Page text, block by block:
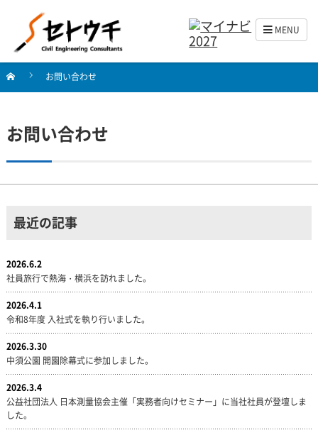
MENU
お問い合わせ
お問い合わせ
最近の記事
2026.6.2
社員旅行で熱海・横浜を訪れました。
2026.4.1
令和8年度 入社式を執り行いました。
2026.3.30
中須公園 開園除幕式に参加しました。
2026.3.4
公益社団法人 日本測量協会主催「実務者向けセミナー」に当社社員が登壇しま
した。